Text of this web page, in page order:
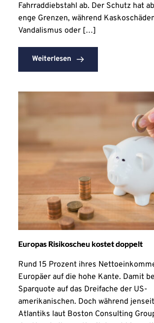
Fahrraddiebstahl ab. Der Schutz hat
enge Grenzen, während
Vandalismus oder […]
Weiterlesen
Europas Risikoscheu kostet doppelt
Rund 15 Prozent ihres
Europäer auf die hohe Kante. Damit
Sparquote auf das Dreifache der US-
amerikanischen. Doch während
Atlantiks laut Boston Consulting